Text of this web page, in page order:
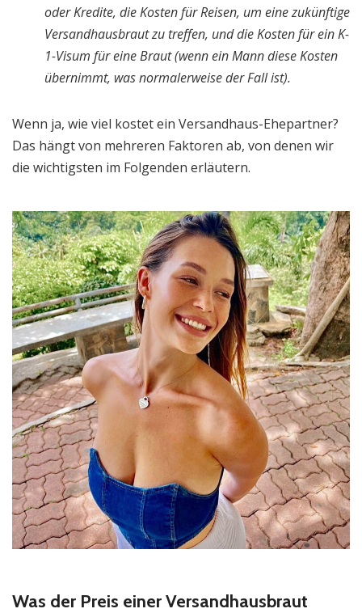
oder Kredite, die Kosten für Reisen, um eine zukünftige
Versandhausbraut zu treffen, und die Kosten für ein K-
1-Visum für eine Braut (wenn ein Mann diese Kosten
übernimmt, was normalerweise der Fall ist).
Wenn ja, wie viel kostet ein Versandhaus-Ehepartner?
Das hängt von mehreren Faktoren ab, von denen wir
die wichtigsten im Folgenden erläutern.
Was der Preis einer Versandhausbraut